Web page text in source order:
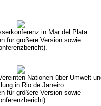
in Mar del Plata
für größere Version sowie
Nationen über Umwelt
in Rio de Janeiro
für größere Version sowie